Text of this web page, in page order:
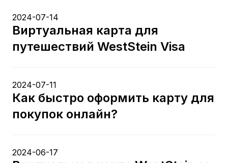
2024-07-14
Виртуальная карта для
путешествий WestStein Visa
2024-07-11
Как быстро оформить карту для
покупок онлайн?
2024-06-17